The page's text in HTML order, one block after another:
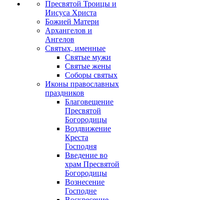
Пресвятой Троицы и
Иисуса Христа
Божией Матери
Архангелов и
Ангелов
Святых, именные
Святые мужи
Святые жены
Соборы святых
Иконы православных
праздников
Благовещение
Пресвятой
Богородицы
Воздвижение
Креста
Господня
Введение во
храм Пресвятой
Богородицы
Вознесение
Господне